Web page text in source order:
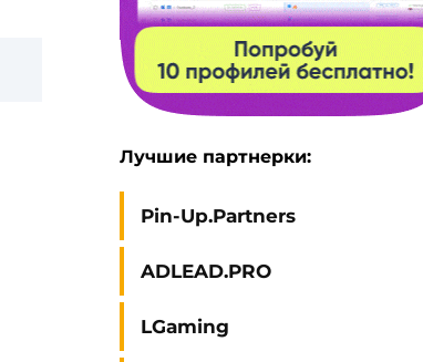
Лучшие партнерки:
Pin-Up.Partners
ADLEAD.PRO
LGaming